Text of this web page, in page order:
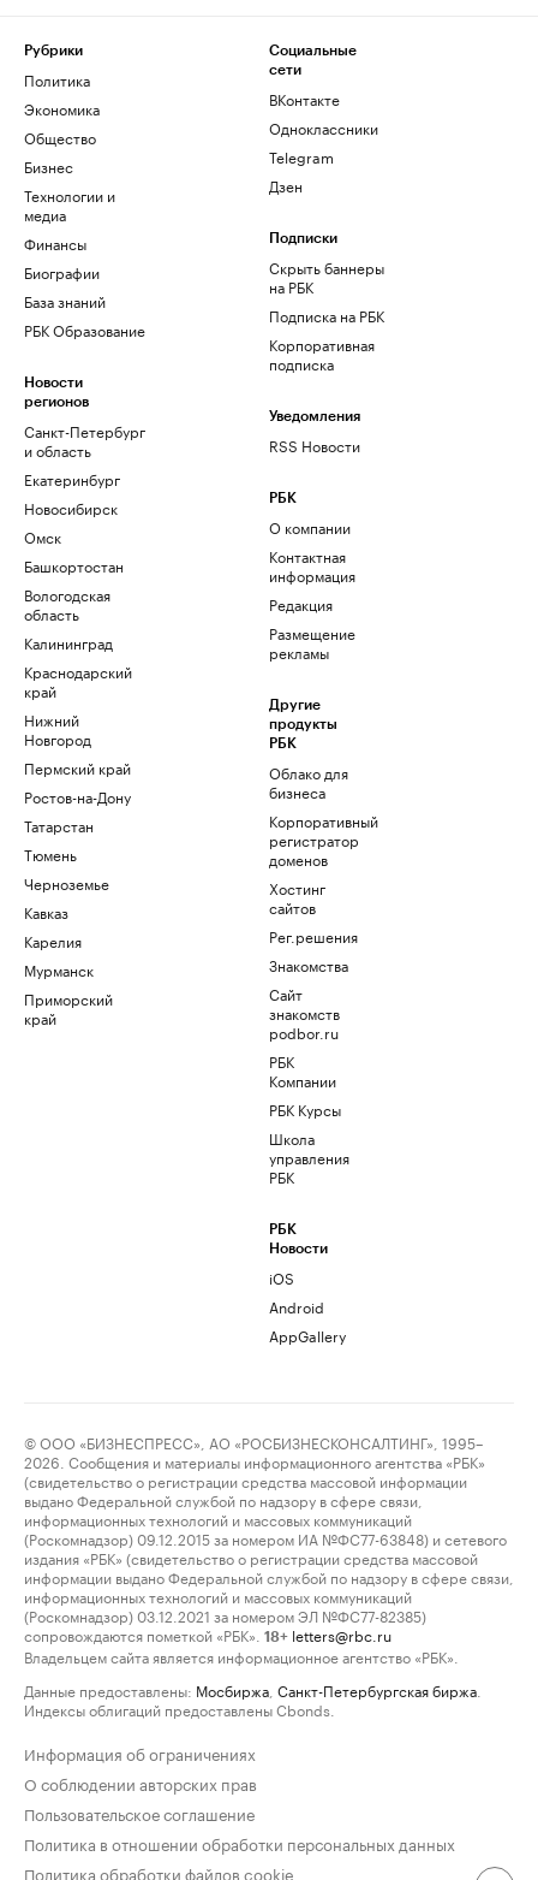
Рубрики
Политика
Экономика
Общество
Бизнес
Технологии и
медиа
Финансы
Биографии
База знаний
РБК Образование
Новости
регионов
Санкт-Петербург
и область
Екатеринбург
Новосибирск
Омск
Башкортостан
Вологодская
область
Калининград
Краснодарский
край
Нижний
Новгород
Пермский край
Ростов-на-Дону
Татарстан
Тюмень
Черноземье
Кавказ
Карелия
Мурманск
Приморский
край
Социальные
сети
ВКонтакте
Одноклассники
Telegram
Дзен
Подписки
Скрыть баннеры
на РБК
Подписка на РБК
Корпоративная
подписка
Уведомления
RSS Новости
РБК
О компании
Контактная
информация
Редакция
Размещение
рекламы
Другие
продукты
РБК
Облако для
бизнеса
Корпоративный
регистратор
доменов
Хостинг
сайтов
Рег.решения
Знакомства
Сайт
знакомств
podbor.ru
РБК
Компании
РБК Курсы
Школа
управления
РБК
РБК
Новости
iOS
Android
AppGallery
© ООО «БИЗНЕСПРЕСС», АО «РОСБИЗНЕСКОНСАЛТИНГ», 1995–
2026. Сообщения и материалы информационного агентства «РБК»
(свидетельство о регистрации средства массовой информации
выдано Федеральной службой по надзору в сфере связи,
информационных технологий и массовых коммуникаций
(Роскомнадзор) 09.12.2015 за номером ИА №ФС77-63848) и сетевого
издания «РБК» (свидетельство о регистрации средства массовой
информации выдано Федеральной службой по надзору в сфере связи,
информационных технологий и массовых коммуникаций
(Роскомнадзор) 03.12.2021 за номером ЭЛ №ФС77-82385)
сопровождаются пометкой «РБК».
18+ letters@rbc.ru
Владельцем сайта является информационное агентство «РБК».
Данные предоставлены: Мосбиржа Санкт-Петербургская биржа
Индексы облигаций предоставлены Cbonds.
Информация об ограничениях
О соблюдении авторских прав
Пользовательское соглашение
Политика в отношении обработки персональных данных
Политика обработки файлов cookie